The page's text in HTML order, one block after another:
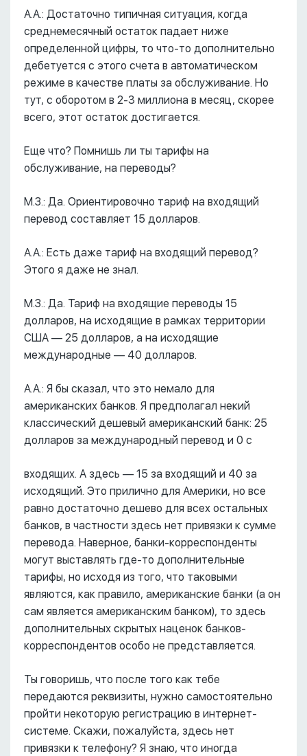
А.А.: Достаточно типичная ситуация, когда
среднемесячный остаток падает ниже
определенной цифры, то что-то дополнительно
дебетуется с этого счета в автоматическом
режиме в качестве платы за обслуживание. Но
тут, с оборотом в 2-3 миллиона в месяц, скорее
всего, этот остаток достигается.
Еще что? Помнишь ли ты тарифы на
обслуживание, на переводы?
М.З.: Да. Ориентировочно тариф на входящий
перевод составляет 15 долларов.
А.А.: Есть даже тариф на входящий перевод?
Этого я даже не знал.
М.З.: Да. Тариф на входящие переводы 15
долларов, на исходящие в рамках территории
США –– 25 долларов, а на исходящие
международные –– 40 долларов.
А.А.: Я бы сказал, что это немало для
американских банков. Я предполагал некий
классический дешевый американский банк: 25
долларов за международный перевод и 0 с
входящих. А здесь –– 15 за входящий и 40 за
исходящий. Это прилично для Америки, но все
равно достаточно дешево для всех остальных
банков, в частности здесь нет привязки к сумме
перевода. Наверное, банки-корреспонденты
могут выставлять где-то дополнительные
тарифы, но исходя из того, что таковыми
являются, как правило, американские банки (а он
сам является американским банком), то здесь
дополнительных скрытых наценок банков-
корреспондентов особо не представляется.
Ты говоришь, что после того как тебе
передаются реквизиты, нужно самостоятельно
пройти некоторую регистрацию в интернет-
системе. Скажи, пожалуйста, здесь нет
привязки к телефону? Я знаю, что иногда